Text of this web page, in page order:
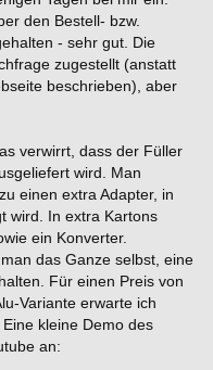
den Bestell- bzw.
- sehr gut. Die
zugestellt (anstatt
beschrieben), aber
verwirrt, dass der Füller
wird. Man
einen extra Adapter, in
wird. In extra Kartons
ein Konverter.
das Ganze selbst, eine
Für einen Preis von
Variante erwarte ich
kleine Demo des
an: